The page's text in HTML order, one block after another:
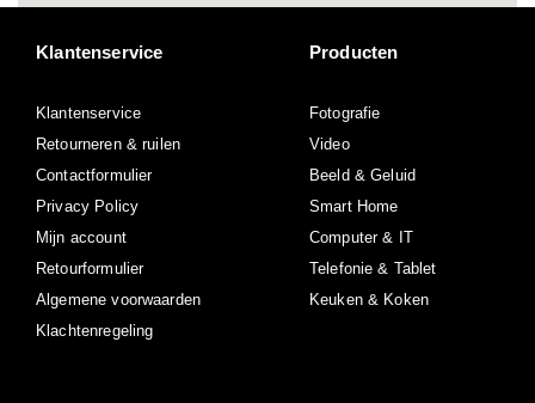
Klantenservice
Klantenservice
Retourneren & ruilen
Contactformulier
Privacy Policy
Mijn account
Retourformulier
Algemene voorwaarden
Klachtenregeling
Producten
Fotografie
Video
Beeld & Geluid
Smart Home
Computer & IT
Telefonie & Tablet
Keuken & Koken